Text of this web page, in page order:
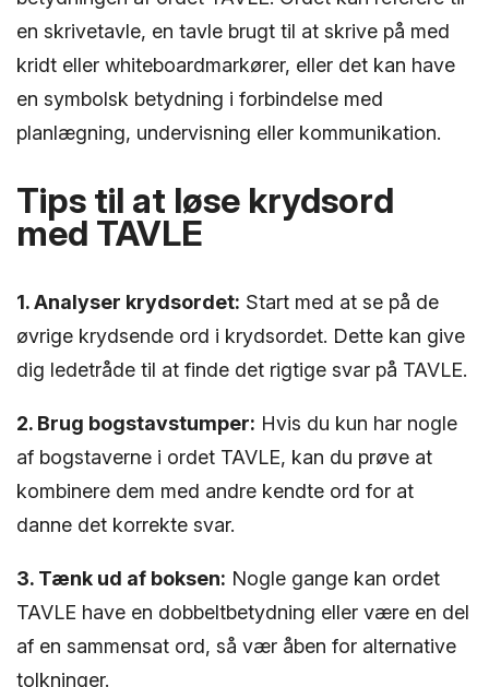
en skrivetavle, en tavle brugt til at skrive på med
kridt eller whiteboardmarkører, eller det kan have
en symbolsk betydning i forbindelse med
planlægning, undervisning eller kommunikation.
Tips til at løse krydsord
med TAVLE
1. Analyser krydsordet: Start med at se på de
øvrige krydsende ord i krydsordet. Dette kan give
dig ledetråde til at finde det rigtige svar på TAVLE.
2. Brug bogstavstumper: Hvis du kun har nogle
af bogstaverne i ordet TAVLE, kan du prøve at
kombinere dem med andre kendte ord for at
danne det korrekte svar.
3. Tænk ud af boksen: Nogle gange kan ordet
TAVLE have en dobbeltbetydning eller være en del
af en sammensat ord, så vær åben for alternative
tolkninger.